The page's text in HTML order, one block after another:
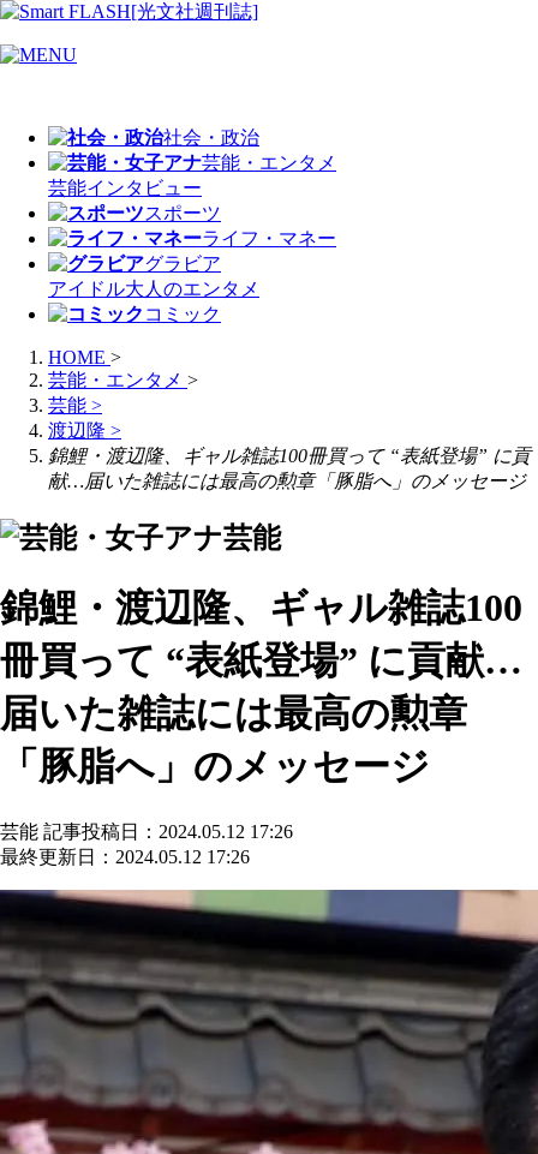
社会・政治
芸能・エンタメ
芸能インタビュー
スポーツ
ライフ・マネー
グラビア
アイドル大人のエンタメ
コミック
HOME >
芸能・エンタメ >
芸能 >
渡辺隆 >
錦鯉・渡辺隆、ギャル雑誌100冊買って “表紙登場” に貢
献…届いた雑誌には最高の勲章「豚脂へ」のメッセージ
芸能
錦鯉・渡辺隆、ギャル雑誌100
冊買って “表紙登場” に貢献…
届いた雑誌には最高の勲章
「豚脂へ」のメッセージ
芸能 記事投稿日：2024.05.12 17:26
最終更新日：2024.05.12 17:26